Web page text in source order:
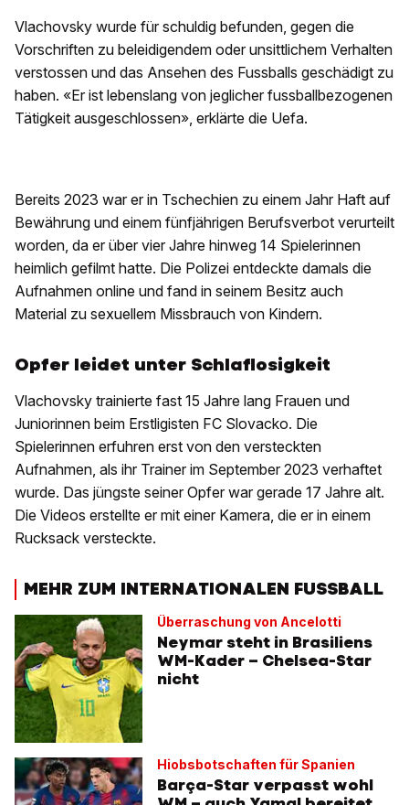
Vlachovsky wurde für schuldig befunden, gegen die
Vorschriften zu beleidigendem oder unsittlichem Verhalten
verstossen und das Ansehen des Fussballs geschädigt zu
haben. «Er ist lebenslang von jeglicher fussballbezogenen
Tätigkeit ausgeschlossen», erklärte die Uefa.
Bereits 2023 war er in Tschechien zu einem Jahr Haft auf
Bewährung und einem fünfjährigen Berufsverbot verurteilt
worden, da er über vier Jahre hinweg 14 Spielerinnen
heimlich gefilmt hatte. Die Polizei entdeckte damals die
Aufnahmen online und fand in seinem Besitz auch
Material zu sexuellem Missbrauch von Kindern.
Opfer leidet unter Schlaflosigkeit
Vlachovsky trainierte fast 15 Jahre lang Frauen und
Juniorinnen beim Erstligisten FC Slovacko. Die
Spielerinnen erfuhren erst von den versteckten
Aufnahmen, als ihr Trainer im September 2023 verhaftet
wurde. Das jüngste seiner Opfer war gerade 17 Jahre alt.
Die Videos erstellte er mit einer Kamera, die er in einem
Rucksack versteckte.
MEHR ZUM INTERNATIONALEN FUSSBALL
Überraschung von Ancelotti
Neymar steht in Brasiliens
WM-Kader – Chelsea-Star
nicht
Hiobsbotschaften für Spanien
Barça-Star verpasst wohl